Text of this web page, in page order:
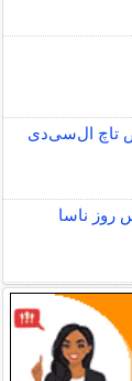
تاچ ال‌سی‌دی
روز ناسا